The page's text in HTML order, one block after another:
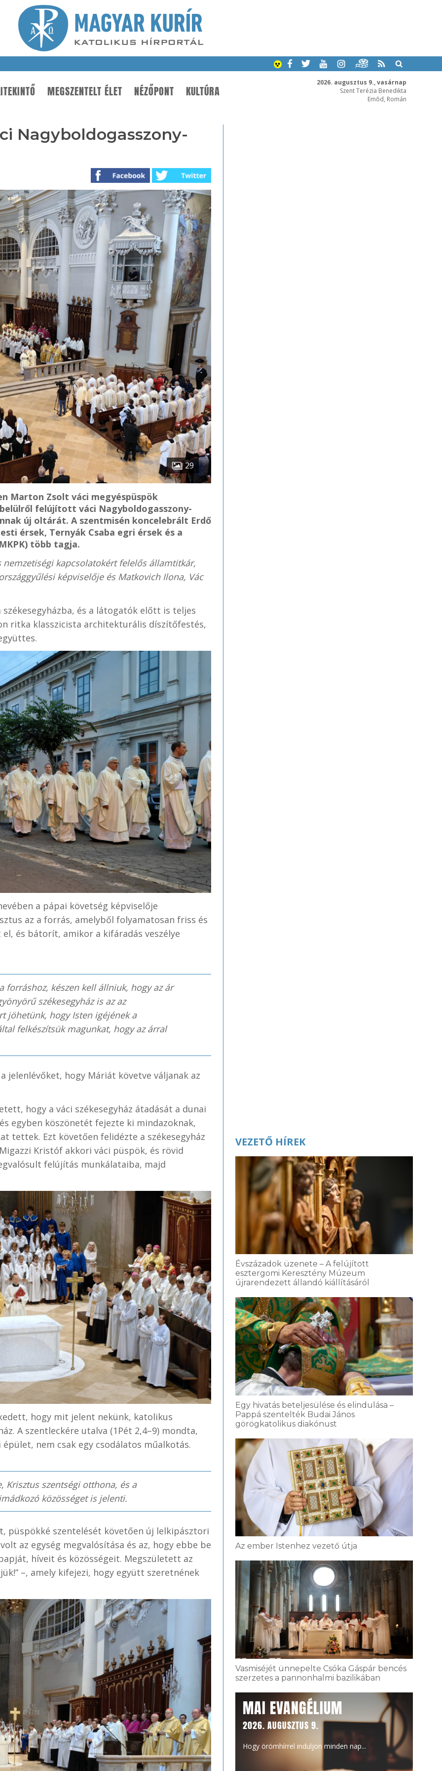
2026. augusztus 9., vasárnap
Szent Terézia Benedikta
Emõd, Román
MEGSZENTELT ÉLET NÉZŐPONT KULTÚRA
Nagyboldogasszony-
29
Marton Zsolt váci megyéspüspök
felújított váci Nagyboldogasszony-
új oltárát. A szentmisén koncelebrált Erdő
érsek, Ternyák Csaba egri érsek és a
több tagja.
nemzetiségi kapcsolatokért felelős államtitkár,
képviselője és Matkovich Ilona, Vác
és a látogatók előtt is teljes
ritka klasszicista architekturális díszítőfestés,
a pápai követség képviselője
az a forrás, amelyből folyamatosan friss és
és bátorít, amikor a kifáradás veszélye
forráshoz, készen kell állniuk, hogy az ár
székesegyház is az az
jöhetünk, hogy Isten igéjének a
felkészítsük magunkat, hogy az árral
jelenlévőket, hogy Máriát követve váljanak az
hogy a váci székesegyház átadását a dunai
egyben köszönetét fejezte ki mindazoknak,
tettek. Ezt követően felidézte a székesegyház
Kristóf akkori váci püspök, és rövid
felújítás munkálataiba, majd
hogy mit jelent nekünk, katolikus
A szentleckére utalva (1Pét 2,4–9) mondta,
nem csak egy csodálatos műalkotás.
Krisztus szentségi otthona, és a
közösséget is jelenti.
püspökké szentelését követően új lelkipásztori
az egység megvalósítása és az, hogy ebbe be
híveit és közösségeit. Megszületett az
–, amely kifejezi, hogy együtt szeretnének
VEZETŐ HÍREK
Évszázadok üzenete – A felújított
esztergomi Keresztény Múzeum
újrarendezett állandó kiállításáról
Egy hivatás beteljesülése és elindulása –
Pappá szentelték Budai János
görögkatolikus diakónust
Az ember Istenhez vezető útja
Vasmiséjét ünnepelte Csóka Gáspár bencés
szerzetes a pannonhalmi bazilikában
MAI EVANGÉLIUM
2026. AUGUSZTUS 9.
Hogy örömhírrel induljon minden nap...